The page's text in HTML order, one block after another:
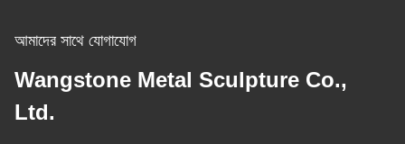
আমাদের সাথে যোগাযোগ
Wangstone Metal Sculpture Co.,
Ltd.